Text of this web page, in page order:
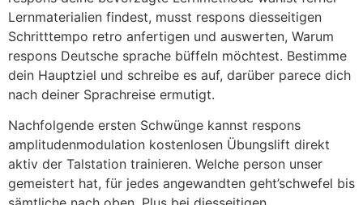
Lernmaterialien findest, musst respons diesseitigen
Schritttempo retro anfertigen und auswerten, Warum
respons Deutsche sprache büffeln möchtest. Bestimme
dein Hauptziel und schreibe es auf, darüber parece dich
nach deiner Sprachreise ermutigt.
Nachfolgende ersten Schwünge kannst respons
amplitudenmodulation kostenlosen Übungslift direkt
aktiv der Talstation trainieren. Welche person unser
gemeistert hat, für jedes angewandten geht’schwefel bis